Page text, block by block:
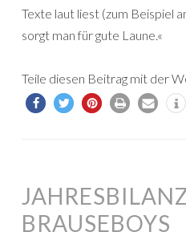
Texte laut liest (zum Beispiel
sorgt man für gute Laune.«
Teile diesen Beitrag mit der
BRAUSEBOYS